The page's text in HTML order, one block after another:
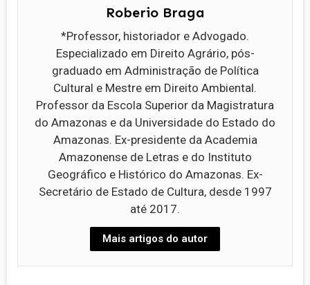
Roberio Braga
*Professor, historiador e Advogado.
Especializado em Direito Agrário, pós-
graduado em Administração de Política
Cultural e Mestre em Direito Ambiental.
Professor da Escola Superior da Magistratura
do Amazonas e da Universidade do Estado do
Amazonas. Ex-presidente da Academia
Amazonense de Letras e do Instituto
Geográfico e Histórico do Amazonas. Ex-
Secretário de Estado de Cultura, desde 1997
até 2017.
Mais artigos do autor